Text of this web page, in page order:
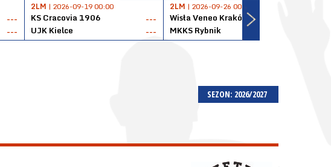
---
---
2LM | 2026-09-19 00:00
KS Cracovia 1906
---
UJK Kielce
---
2LM | 2026-09-26 00:00
Wisła Veneo Kraków
MKKS Rybnik
SEZON: 2026/2027